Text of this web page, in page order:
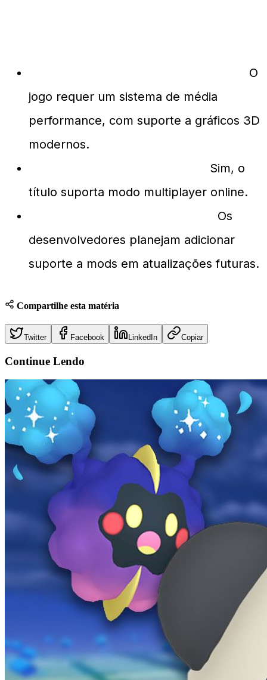
O
jogo requer um sistema de média
performance, com suporte a gráficos 3D
modernos.
Sim, o
título suporta modo multiplayer online.
Os
desenvolvedores planejam adicionar
suporte a mods em atualizações futuras.
Compartilhe esta matéria
Twitter Facebook LinkedIn Copiar
Continue Lendo